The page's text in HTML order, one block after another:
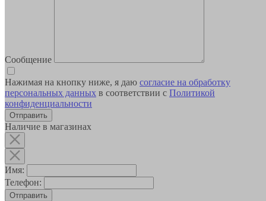
Сообщение
Нажимая на кнопку ниже, я даю согласие на обработку
персональных данных в соответствии с Политикой
конфиденциальности
Наличие в магазинах
Имя:
Телефон:
Отправить